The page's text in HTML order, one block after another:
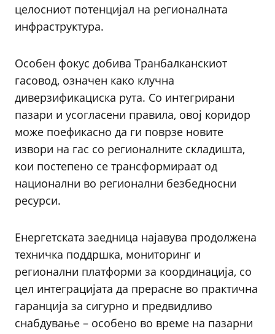
целосниот потенцијал на регионалната
инфраструктура.
Особен фокус добива Транбалканскиот
гасовод, означен како клучна
диверзификациска рута. Со интегрирани
пазари и усогласени правила, овој коридор
може поефикасно да ги поврзе новите
извори на гас со регионалните складишта,
кои постепено се трансформираат од
национални во регионални безбедносни
ресурси.
Енергетската заедница најавува продолжена
техничка поддршка, мониторинг и
регионални платформи за координација, со
цел интеграцијата да прерасне во практична
гаранција за сигурно и предвидливо
снабдување – особено во време на пазарни